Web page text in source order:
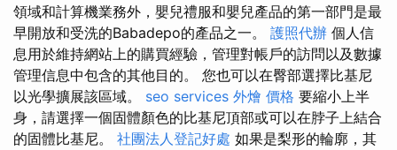
領域和計算機業務外，嬰兒禮服和嬰兒產品的第一部門是最
早開放和受洗的Babadepo的產品之一。 護照代辦 個人信
息用於維持網站上的購買經驗，管理對帳戶的訪問以及數據
管理信息中包含的其他目的。 您也可以在臀部選擇比基尼
以光學擴展該區域。 seo services 外燴 價格 要縮小上半
身，請選擇一個固體顏色的比基尼頂部或可以在脖子上結合
的固體比基尼。 社團法人登記好處 如果是梨形的輪廓，其